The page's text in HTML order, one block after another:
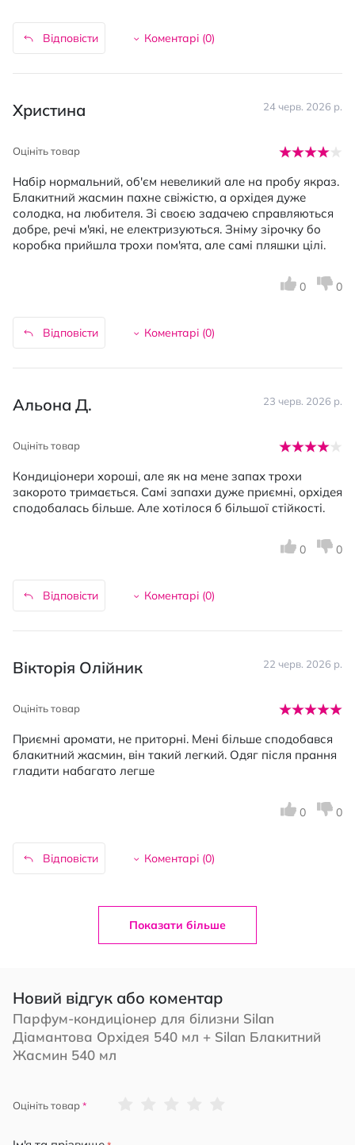
Відповісти Коментарі (0)
Христина 24 черв. 2026 р.
Оцініть товар
Набір нормальний, об'єм невеликий але на пробу якраз.
Блакитний жасмин пахне свіжістю, а орхідея дуже
солодка, на любителя. Зі своєю задачею справляються
добре, речі м'які, не електризуються. Зніму зірочку бо
коробка прийшла трохи пом'ята, але самі пляшки цілі.
Відповісти Коментарі (0)
0 0
Альона Д. 23 черв. 2026 р.
Оцініть товар
Кондиціонери хороші, але як на мене запах трохи
закорото тримається. Самі запахи дуже приємні, орхідея
сподобалась більше. Але хотілося б більшої стійкості.
Відповісти Коментарі (0)
0 0
Вікторія Олійник 22 черв. 2026 р.
Оцініть товар
Приємні аромати, не приторні. Мені більше сподобався
блакитний жасмин, він такий легкий. Одяг після прання
гладити набагато легше
Відповісти Коментарі (0)
0 0
Показати більше
Новий відгук або коментар
Парфум-кондиціонер для білизни Silan
Діамантова Орхідея 540 мл + Silan Блакитний
Жасмин 540 мл
Оцініть товар